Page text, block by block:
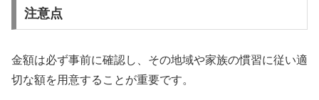
注意点
金額は必ず事前に確認し、その地域や家族の慣習に従い適
切な額を用意することが重要です。